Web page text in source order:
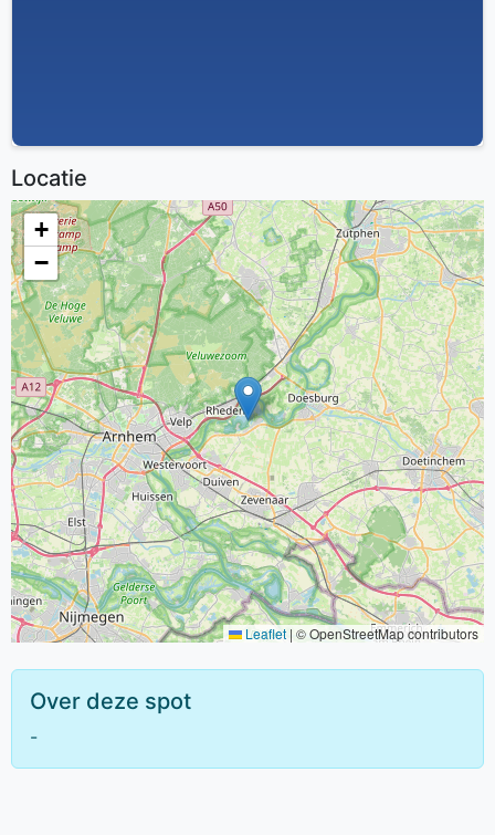
Locatie
+
−
Leaflet | © OpenStreetMap contributors
Over deze spot
-